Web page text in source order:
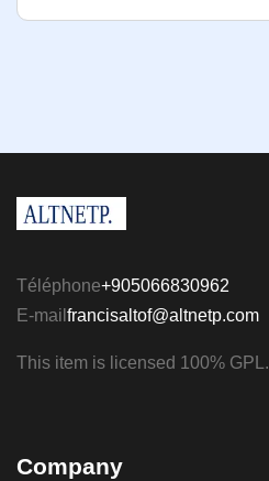
Téléphone+905066830962
E-mail francisaltof@altnetp.com
This item is licensed 100% GPL.
Company